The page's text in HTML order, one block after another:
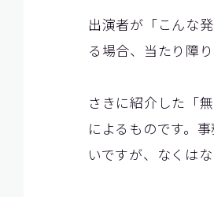
出演者が「こんな
る場合、当たり障
さきに紹介した「
によるものです。
いですが、なくは